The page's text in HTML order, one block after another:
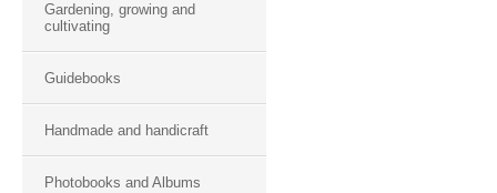
Gardening, growing and
cultivating
Guidebooks
Handmade and handicraft
Photobooks and Albums